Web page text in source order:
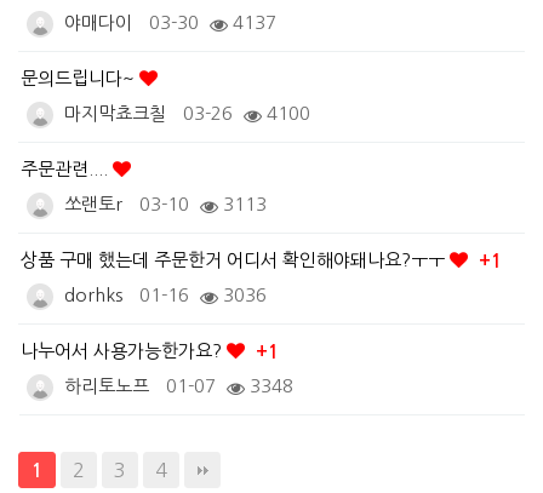
야매다이
03-30 4137
문의드립니다~
마지막쵸크칠
03-26 4100
주문관련....
쏘랜토r
03-10 3113
상품 구매 했는데 주문한거 어디서 확인해야돼나요?ㅜㅜ
+1
dorhks
01-16 3036
나누어서 사용가능한가요?
+1
하리토노프
01-07 3348
1 2 3 4